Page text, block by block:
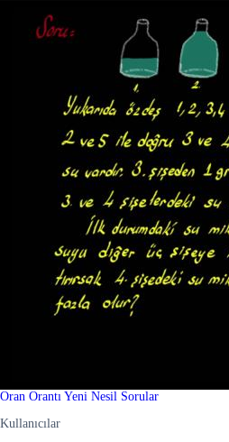
Oran Orantı Yeni Nesil Sorular
Kullanıcılar